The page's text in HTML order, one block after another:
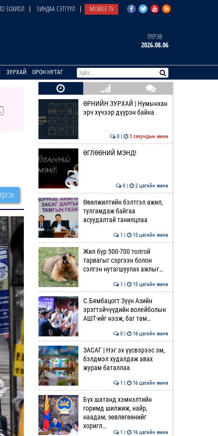
ЗОХИОЛ ЗИНДАА СЭТГҮҮЛ MOBILE TV
ПҮРЭВ
2026.08.06
ЗУРХАЙ ОРОН НУТАГ
ӨРНИЙН ЗУРХАЙ | Нумынхан
эрч хүчээр дүүрэн байна
0 | 3 секундын өмнө
ӨГЛӨӨНИЙ МЭНД!
0 | 2 цагийн өмнө
Өвөлжилтийн бэлтгэл ажил,
тулгамдаж байгаа
асуудалтай танилцлаа
1 | 15 цагийн өмнө
Жил бүр 500-700 толгой
тарвагыг сэргээн болон
сэлгэн нутагшуулах ажлыг…
1 | 15 цагийн өмнө
С.Бямбацогт Зүүн Азийн
эрэгтэйчүүдийн волейболын
АШТ-ийг нээж, баг там…
0 | 16 цагийн өмнө
ЗАСАГ | Нэг эх үүсвэрээс эм,
бэлдмэл худалдаж авах
журам баталлаа
1 | 16 цагийн өмнө
Бүх шатанд хэмнэлтийн
горимд шилжиж, найр,
наадам, зөвлөгөөнийг
хоригл…
1 | 16 цагийн өмнө